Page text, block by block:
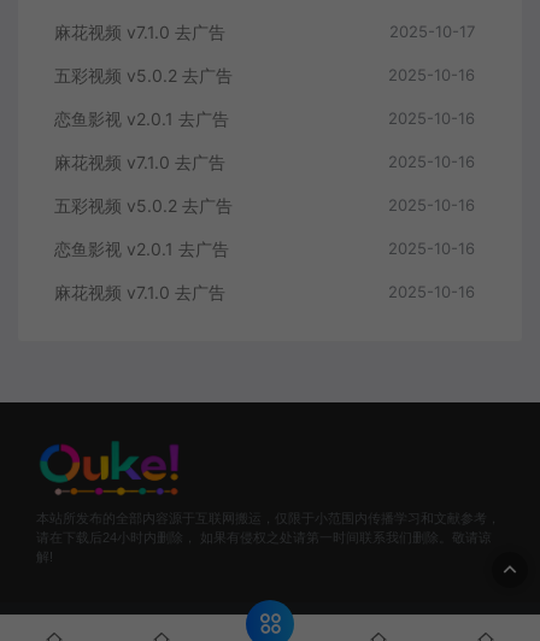
麻花视频 v7.1.0 去广告 2025-10-17
五彩视频 v5.0.2 去广告 2025-10-16
恋鱼影视 v2.0.1 去广告 2025-10-16
麻花视频 v7.1.0 去广告 2025-10-16
五彩视频 v5.0.2 去广告 2025-10-16
恋鱼影视 v2.0.1 去广告 2025-10-16
麻花视频 v7.1.0 去广告 2025-10-16
本站所发布的全部内容源于互联网搬运，仅限于小范围内传播学习和文献参考，
请在下载后24小时内删除， 如果有侵权之处请第一时间联系我们删除。敬请谅
解!
© 2024 欧珂网络 - OUKEL.COM & WordPress Theme. All rights